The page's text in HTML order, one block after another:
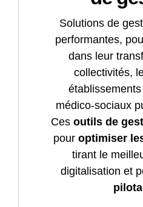
Solutions de
performantes,
dans leur
collectivités,
médico-sociaux
Ces outils de
pour optimiser
tirant le
digitalisation et